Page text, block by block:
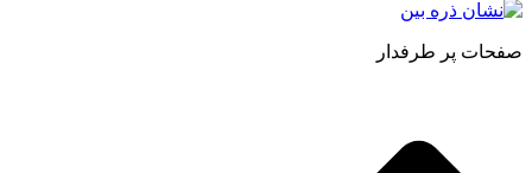
صفحات پر طرفدار